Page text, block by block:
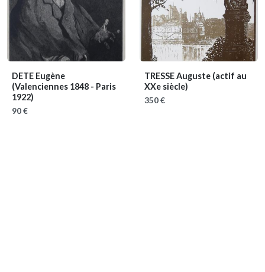
DETE Eugène
(Valenciennes 1848 - Paris
1922)
90 €
TRESSE Auguste (actif au
XXe siècle)
350 €